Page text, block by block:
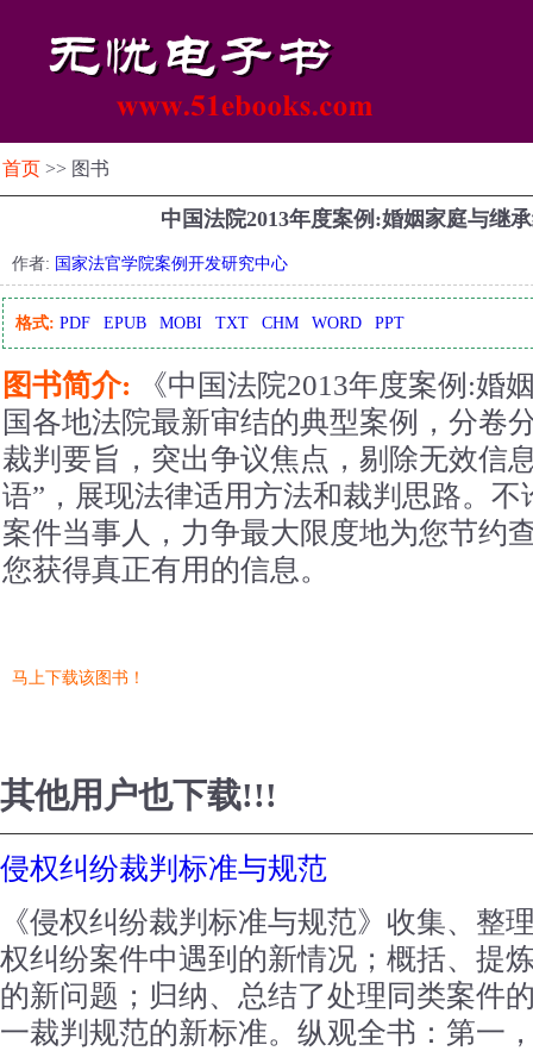
首页 >> 图书
中国法院2013年度案例:婚姻家庭与继
作者: 国家法官学院案例开发研究中心
格式: PDF EPUB MOBI TXT CHM WORD PPT
图书简介: 《中国法院2013年度案例:婚
国各地法院最新审结的典型案例，分卷
裁判要旨，突出争议焦点，剔除无效信
语”，展现法律适用方法和裁判思路。
案件当事人，力争最大限度地为您节约
您获得真正有用的信息。
马上下载该图书！
其他用户也下载!!!
侵权纠纷裁判标准与规范
《侵权纠纷裁判标准与规范》收集、整
权纠纷案件中遇到的新情况；概括、提
的新问题；归纳、总结了处理同类案件
一裁判规范的新标准。纵观全书：第一